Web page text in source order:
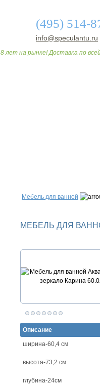
(495) 514-
info@speculantu.ru
8 лет на рынке! Доставка по
Мебель для ванной
МЕБЕЛЬ ДЛЯ
Описание
ширина-60,4 см
высота-73,2 см
глубина-24см